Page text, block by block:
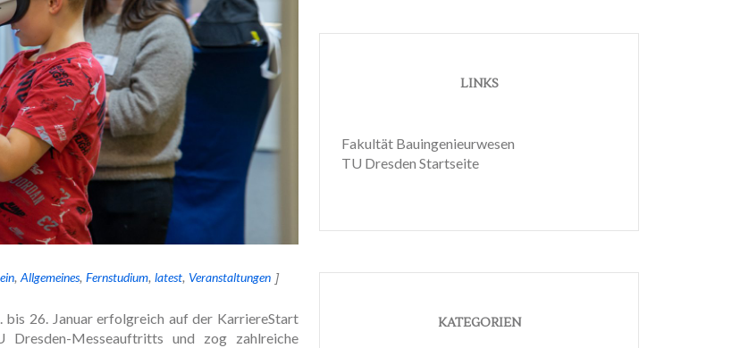
Allgemeines Fernstudium latest Veranstaltungen
26. Januar erfolgreich auf der KarriereStart
Messeauftritts und zog zahlreiche
LINKS
Fakultät Bauingenieurwesen
TU Dresden Startseite
KATEGORIEN